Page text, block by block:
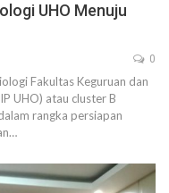
UHO Menuju
0
Fakultas Keguruan dan
UHO) atau cluster B
rangka persiapan